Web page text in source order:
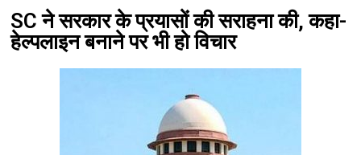
SC ने सरकार के प्रयासों की सराहना की, कहा-
हेल्पलाइन बनाने पर भी हो विचार